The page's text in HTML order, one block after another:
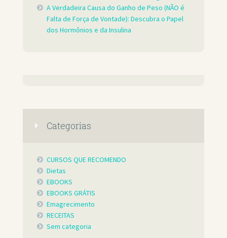
A Verdadeira Causa do Ganho de Peso (NÃO é
Falta de Força de Vontade): Descubra o Papel
dos Hormônios e da Insulina
Categorias
CURSOS QUE RECOMENDO
Dietas
EBOOKS
EBOOKS GRÁTIS
Emagrecimento
RECEITAS
Sem categoria